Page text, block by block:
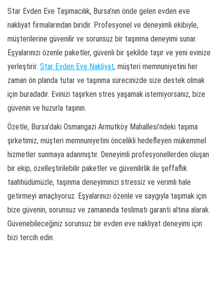
Star Evden Eve Taşımacılık, Bursa’nın önde gelen evden eve
nakliyat firmalarından biridir. Profesyonel ve deneyimli ekibiyle,
müşterilerine güvenilir ve sorunsuz bir taşınma deneyimi sunar.
Eşyalarınızı özenle paketler, güvenli bir şekilde taşır ve yeni evinize
yerleştirir. Star Evden Eve Nakliyat, müşteri memnuniyetini her
zaman ön planda tutar ve taşınma sürecinizde size destek olmak
için buradadır. Evinizi taşırken stres yaşamak istemiyorsanız, bize
güvenin ve huzurla taşının.
Özetle, Bursa’daki Osmangazi Armutköy Mahallesi’ndeki taşıma
şirketimiz, müşteri memnuniyetini öncelikli hedefleyen mükemmel
hizmetler sunmaya adanmıştır. Deneyimli profesyonellerden oluşan
bir ekip, özelleştirilebilir paketler ve güvenilirlik ile şeffaflık
taahhüdümüzle, taşınma deneyiminizi stressiz ve verimli hale
getirmeyi amaçlıyoruz. Eşyalarınızı özenle ve saygıyla taşımak için
bize güvenin, sorunsuz ve zamanında teslimatı garanti altına alarak.
Güvenebileceğiniz sorunsuz bir evden eve nakliyat deneyimi için
bizi tercih edin.